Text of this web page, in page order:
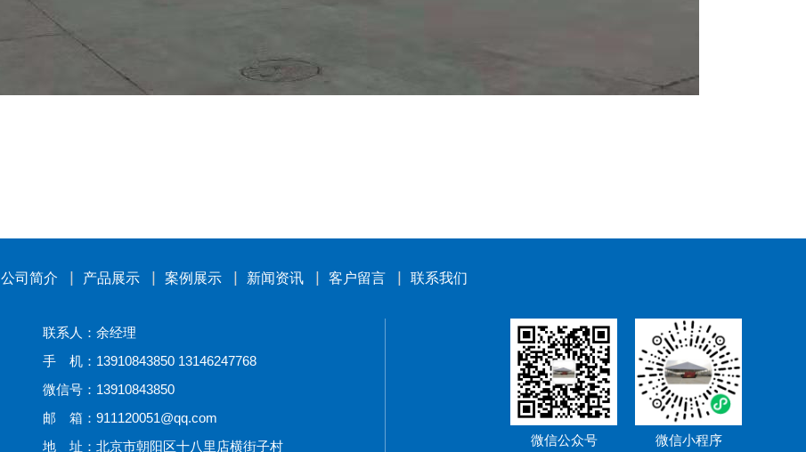
公司简介 产品展示 案例展示 新闻资讯 客户留言 联系我们
联系人：余经理
手 机：13910843850 13146247768
微信号：13910843850
邮 箱：911120051@qq.com
地 址：北京市朝阳区十八里店横街子村
微信小程序
微信公众号